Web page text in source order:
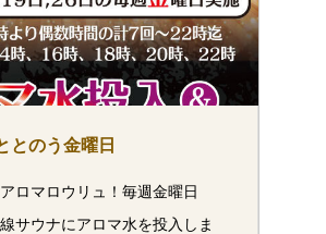
とのう金曜日
ロマロウリュ！毎週金曜日
サウナにアロマ水を投入しま